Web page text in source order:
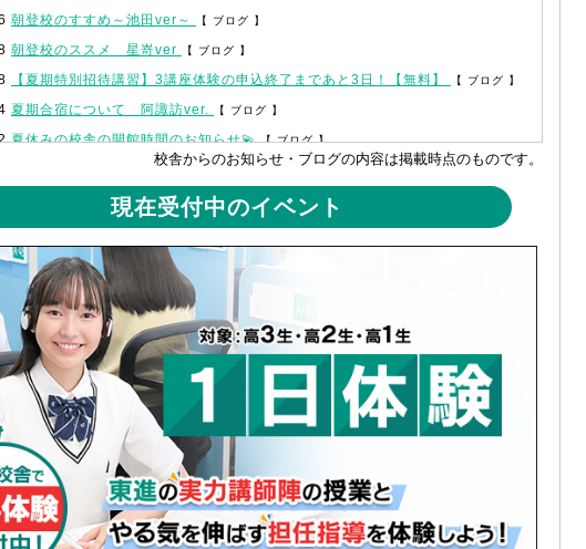
朝登校のすすめ～池田ver～ 【 ブログ 】
朝登校のススメ 星嵜ver 【 ブログ 】
【夏期特別招待講習】3講座体験の申込終了まであと3日！【無料】 【 ブログ 】
夏期合宿について 阿諏訪ver. 【 ブログ 】
夏休みの校舎の開館時間のお知らせ💫【 ブログ 】
夏休みの過ごし方について
【夏期特別招待講習】４講座体験の申込終了まであと3日！【無料】 【 ブログ 】
校舎からのお知らせ・ブログの内容は掲載時点のものです。
現在受付中のイベント